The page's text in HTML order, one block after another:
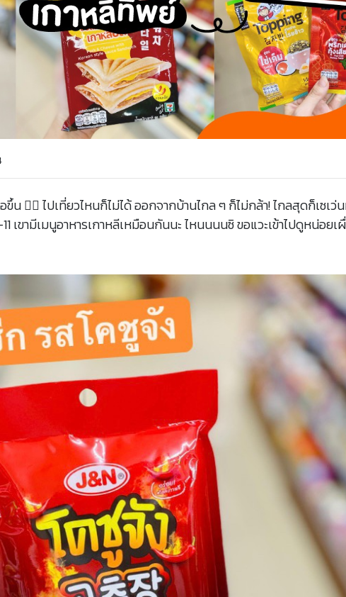
✋🏻 ไปเที่ยวไหนก็ไม่ได้ ออกจากบ้านไกล ๆ ก็ไม่กล้า! ไกลสุดก็เซเว่
เขามีเมนูอาหารเกาหลีเหมือนกันนะ ไหนนนนซิ ขอแวะเข้าไปดูหน่อยเ